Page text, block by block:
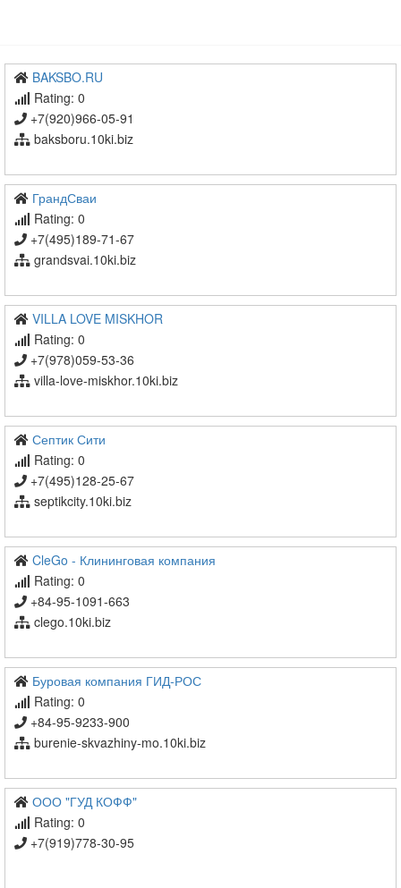
BAKSBO.RU
Rating: 0
+7(920)966-05-91
baksboru.10ki.biz
ГрандСваи
Rating: 0
+7(495)189-71-67
grandsvai.10ki.biz
VILLA LOVE MISKHOR
Rating: 0
+7(978)059-53-36
villa-love-miskhor.10ki.biz
Септик Сити
Rating: 0
+7(495)128-25-67
septikcity.10ki.biz
CleGo - Клининговая компания
Rating: 0
+84-95-1091-663
clego.10ki.biz
Буровая компания ГИД-РОС
Rating: 0
+84-95-9233-900
burenie-skvazhiny-mo.10ki.biz
ООО "ГУД КОФФ"
Rating: 0
+7(919)778-30-95